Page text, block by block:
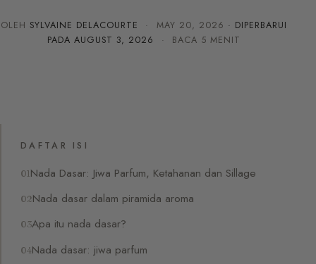
OLEH SYLVAINE DELACOURTE · MAY 20, 2026 · DIPERBARUI
PADAAUGUST 3, 2026 · BACA 5 MENIT
DAFTAR ISI
Nada Dasar: Jiwa Parfum, Ketahanan dan Sillage
Nada dasar dalam piramida aroma
Apa itu nada dasar?
Nada dasar: jiwa parfum